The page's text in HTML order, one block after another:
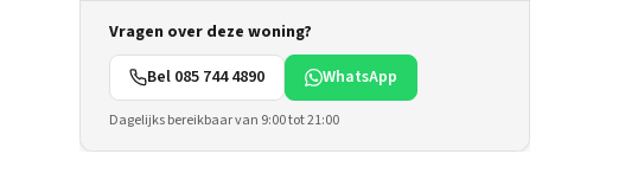
Vragen over deze woning?
Bel 085 744 4890
WhatsApp
Dagelijks bereikbaar van 9:00 tot 21:00